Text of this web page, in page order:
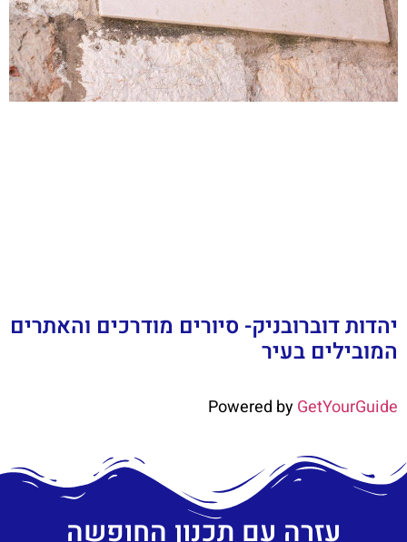
יהדות דוברובניק- סיורים מודרכים והאתרים
המובילים בעיר
Powered byGetYourGuide
עזרה עם תכנון החופשה